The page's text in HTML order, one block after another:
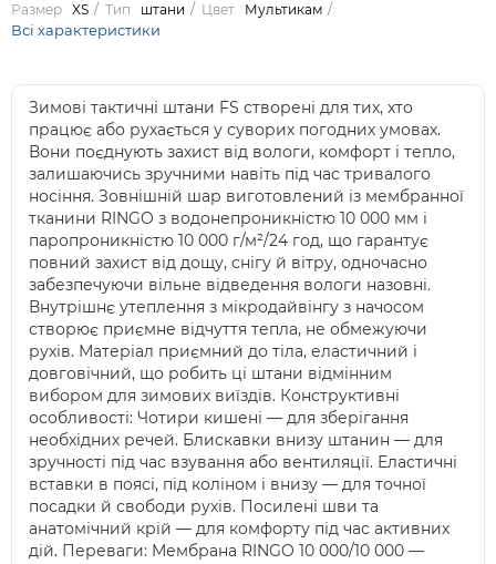
Размер XS Тип штани Цвет Мультикам
Всі характеристики
Зимові тактичні штани FS створені для тих, хто
працює або рухається у суворих погодних умовах.
Вони поєднують захист від вологи, комфорт і тепло,
залишаючись зручними навіть під час тривалого
носіння. Зовнішній шар виготовлений із мембранної
тканини RINGO з водонепроникністю 10 000 мм і
паропроникністю 10 000 г/м²/24 год, що гарантує
повний захист від дощу, снігу й вітру, одночасно
забезпечуючи вільне відведення вологи назовні.
Внутрішнє утеплення з мікродайвінгу з начосом
створює приємне відчуття тепла, не обмежуючи
рухів. Матеріал приємний до тіла, еластичний і
довговічний, що робить ці штани відмінним
вибором для зимових виїздів. Конструктивні
особливості: Чотири кишені — для зберігання
необхідних речей. Блискавки внизу штанин — для
зручності під час взування або вентиляції. Еластичні
вставки в поясі, під коліном і внизу — для точної
посадки й свободи рухів. Посилені шви та
анатомічний крій — для комфорту під час активних
дій. Переваги: Мембрана RINGO 10 000/10 000 —